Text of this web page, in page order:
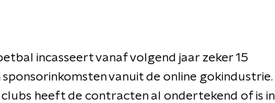
incasseert vanaf volgend jaar zeker 15
sponsorinkomsten vanuit de online gokindustrie.
clubs heeft de contracten al ondertekend of is in